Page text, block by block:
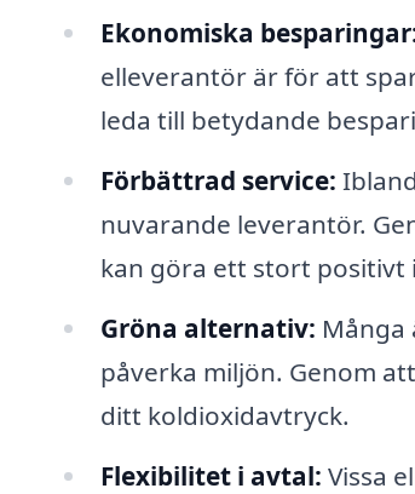
Ekonomiska
elleverantör är för att
leda till betydande
Förbättrad service:
nuvarande leverantör.
kan göra ett stort positivt
Gröna alternativ: Många
påverka miljön. Genom
ditt koldioxidavtryck.
Flexibilitet i avtal: Vissa